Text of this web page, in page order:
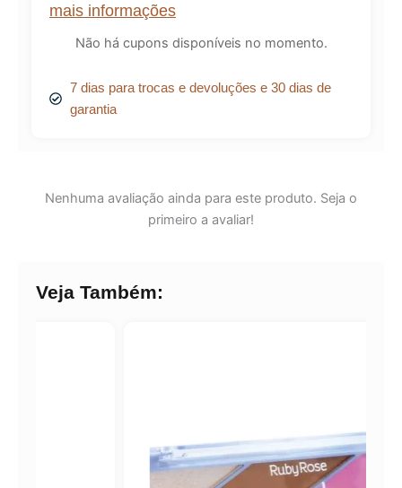
mais informações
Não há cupons disponíveis no momento.
7 dias para trocas e devoluções e 30 dias de
garantia
Nenhuma avaliação ainda para este produto. Seja o
primeiro a avaliar!
Veja Também: